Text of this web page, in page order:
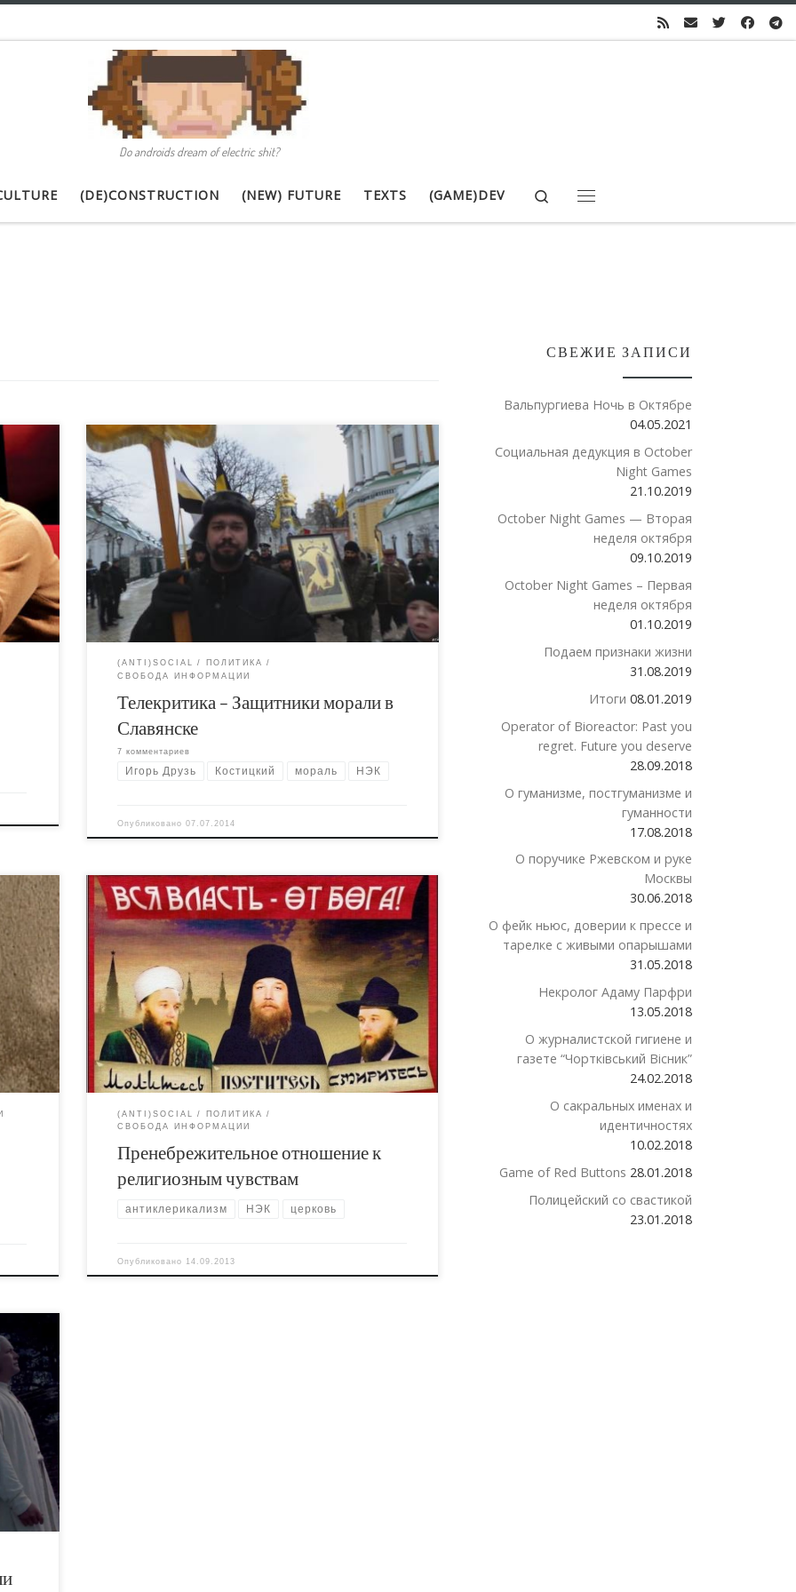
Do androids dream of electric shit?
(DE)CONSTRUCTION (NEW) FUTURE TEXTS (GAME)DEV
Search
не в
в
Немного разоблачений и срыва покровов на
Телекритике. В последнее время мы снова всё чаще
слышим о новых и новых инициативах Комиссии по
защите морали. Они учреждают медали для
образцовых семей, издают программные заявления
о важности творчества Тараса Шевченко для
украинской культуры и, конечно же, без устали
смотрят сотни порнофильмов, дабы отделить
«порнографию» от художественной эротики.
(ANTI)SOCIAL
ПОЛИТИКА
СВОБОДА ИНФОРМАЦИИ
Телекритика – Защитники морали в
Славянске
7 комментариев
Игорь Друзь Костицкий мораль НЭК
Опубликовано 07.07.2014
на
и
Если вы хотите получить примерное представление
о том как выглядит Пустота, абсолютное Ничто, но
не готовы предаваться духовному
самосовершенствованию и/или употреблять
диссоциативы - попробуйте просто почитать пресс-
релизы Комиссии По Защите Морали. Эти тексты
содержат в себе отблеск Бездны, которая
отражается в глазах их авторов. Вот, к примеру,
текст озаглавленный "Церква – за збереження
суспільної моралі та збереження Національної
комісії".
(ANTI)SOCIAL
ПОЛИТИКА
СВОБОДА ИНФОРМАЦИИ
Пренебрежительное отношение к
религиозным чувствам
антиклерикализм НЭК церковь
Опубликовано 14.09.2013
по
СВЕЖИЕ ЗАПИСИ
Вальпургиева Ночь в Октябре
04.05.2021
Социальная дедукция в October
Night Games
21.10.2019
October Night Games — Вторая
неделя октября
09.10.2019
October Night Games – Первая
неделя октября
01.10.2019
Подаем признаки жизни
31.08.2019
Итоги 08.01.2019
Operator of Bioreactor: Past you
regret. Future you deserve
28.09.2018
О гуманизме, постгуманизме и
гуманности
17.08.2018
О поручике Ржевском и руке
Москвы
30.06.2018
О фейк ньюс, доверии к прессе и
тарелке с живыми опарышами
31.05.2018
Некролог Адаму Парфри
13.05.2018
О журналистской гигиене и
газете “Чортківський Вісник”
24.02.2018
О сакральных именах и
идентичностях
10.02.2018
Game of Red Buttons 28.01.2018
Полицейский со свастикой
23.01.2018